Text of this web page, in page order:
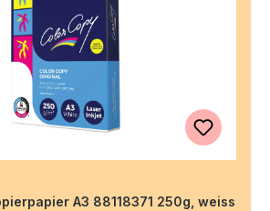
A3 88118371 250g, weiss